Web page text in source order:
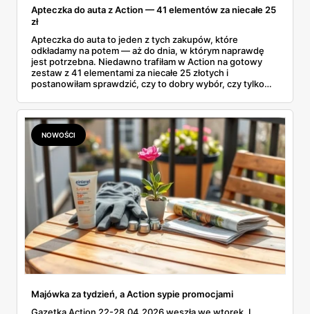
Apteczka do auta z Action — 41 elementów za niecałe 25
zł
Apteczka do auta to jeden z tych zakupów, które
odkładamy na potem — aż do dnia, w którym naprawdę
jest potrzebna. Niedawno trafiłam w Action na gotowy
zestaw z 41 elementami za niecałe 25 złotych i
postanowiłam sprawdzić, czy to dobry wybór, czy tylko
wątpliwość, która od tygodni krąży po sieci: czy apteczka
samochodowa jest już obowiązkowa w 2026 roku. Bo
wokół tego tematu narosło całkiem sporo mitów.
NOWOŚCI
Majówka za tydzień, a Action sypie promocjami